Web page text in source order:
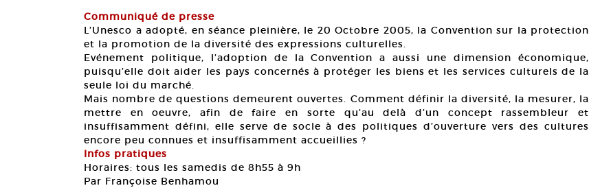
Communiqué de presse
L’Unesco a adopté, en séance pleinière, le 20 Octobre 2005, la Convention sur la protection
et la promotion de la diversité des expressions culturelles.
Evénement politique, l’adoption de la Convention a aussi une dimension économique,
puisqu’elle doit aider les pays concernés à protéger les biens et les services culturels de la
seule loi du marché.
Mais nombre de questions demeurent ouvertes. Comment définir la diversité, la mesurer, la
mettre en oeuvre, afin de faire en sorte qu’au delà d’un concept rassembleur et
insuffisamment défini, elle serve de socle à des politiques d’ouverture vers des cultures
encore peu connues et insuffisamment accueillies ?
Infos pratiques
Horaires: tous les samedis de 8h55 à 9h
Par Françoise Benhamou